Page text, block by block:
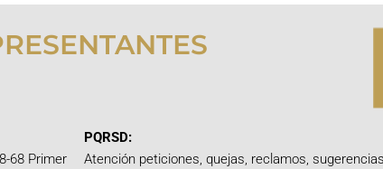
68 Primer
PQRSD:
Atención peticiones, quejas, reclamos,